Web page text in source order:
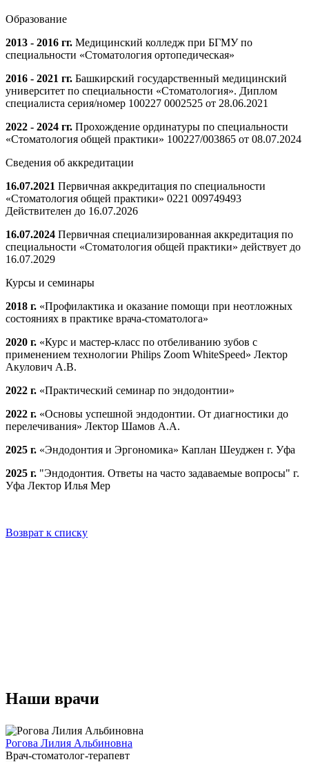
Образование
2013 - 2016 гг. Медицинский колледж при БГМУ по
специальности «Стоматология ортопедическая»
2016 - 2021 гг. Башкирский государственный медицинский
университет по специальности «Стоматология». Диплом
специалиста серия/номер 100227 0002525 от 28.06.2021
2022 - 2024 гг. Прохождение ординатуры по специальности
«Стоматология общей практики» 100227/003865 от 08.07.2024
Сведения об аккредитации
16.07.2021 Первичная аккредитация по специальности
«Стоматология общей практики» 0221 009749493
Действителен до 16.07.2026
16.07.2024 Первичная специализированная аккредитация по
специальности «Стоматология общей практики» действует до
16.07.2029
Курсы и семинары
2018 г. «Профилактика и оказание помощи при неотложных
состояниях в практике врача-стоматолога»
2020 г. «Курс и мастер-класс по отбеливанию зубов с
применением технологии Philips Zoom WhiteSpeed» Лектор
Акулович А.В.
2022 г. «Практический семинар по эндодонтии»
2022 г. «Основы успешной эндодонтии. От диагностики до
перелечивания» Лектор Шамов А.А.
2025 г. «Эндодонтия и Эргономика» Каплан Шеуджен г. Уфа
2025 г. "Эндодонтия. Ответы на часто задаваемые вопросы" г.
Уфа Лектор Илья Мер
Возврат к списку
Наши врачи
Рогова Лилия Альбиновна
Врач-стоматолог-терапевт